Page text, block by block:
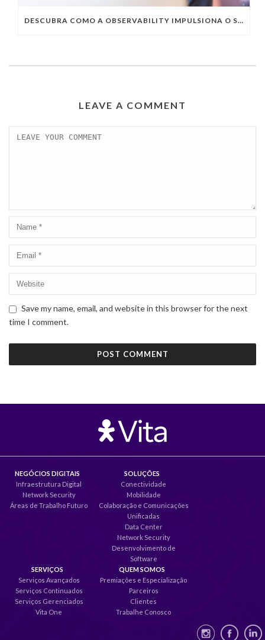
DESCUBRA COMO A OBSERVABILITY IMPULSIONA O SUCESSO DO SEU NEGÓCIO
LEAVE A COMMENT
Save my name, email, and website in this browser for the next
time I comment.
NEGÓCIOS DIGITAIS
Infraestrutura Digital
Network Security
Áreas de Trabalho Futuro
SOLUÇÕES
Conectividade
Mobilidade
Colaboração e Comunicações
Unificadas
Data Center
Network Security
Desenvolvimento de
Software
SERVIÇOS
Serviços Avançados
Serviços Continuados
Serviços Gerenciados
Vita One
QUEM SOMOS
Premiações e Especialização
Parceiros
Clientes
Trabalhe Conosco